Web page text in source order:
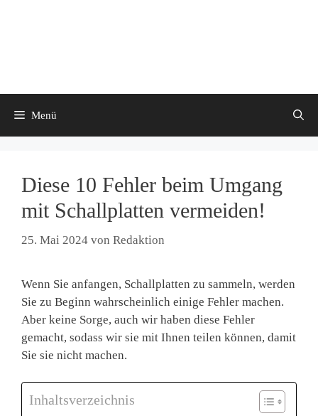
Menü
Diese 10 Fehler beim Umgang
mit Schallplatten vermeiden!
25. Mai 2024 von Redaktion
Wenn Sie anfangen, Schallplatten zu sammeln, werden
Sie zu Beginn wahrscheinlich einige Fehler machen.
Aber keine Sorge, auch wir haben diese Fehler
gemacht, sodass wir sie mit Ihnen teilen können, damit
Sie sie nicht machen.
Inhaltsverzeichnis